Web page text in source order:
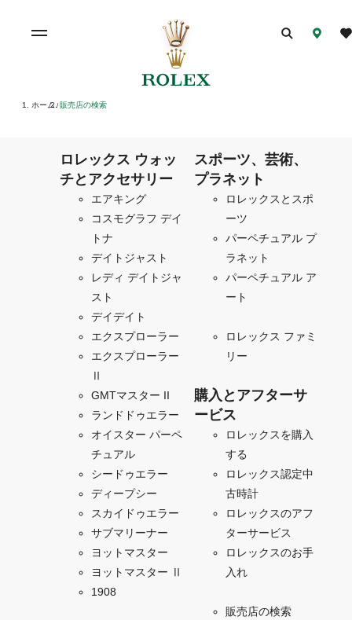
ホーム / 販売店の検索
ロレックス ウォッ
チとアクセサリー
エアキング
コスモグラフ デイ
トナ
デイトジャスト
レディ デイトジャ
スト
デイデイト
エクスプローラー
エクスプローラー
Ⅱ
GMTマスター II
ランドドゥエラー
オイスター パーペ
チュアル
シードゥエラー
ディープシー
スカイドゥエラー
サブマリーナー
ヨットマスター
ヨットマスター Ⅱ
1908
スポーツ、芸術、
プラネット
ロレックスとスポ
ーツ
パーペチュアル プ
ラネット
パーペチュアル ア
ート
ロレックス ファミ
リー
購入とアフターサ
ービス
ロレックスを購入
する
ロレックス認定中
古時計
ロレックスのアフ
ターサービス
ロレックスのお手
入れ
販売店の検索